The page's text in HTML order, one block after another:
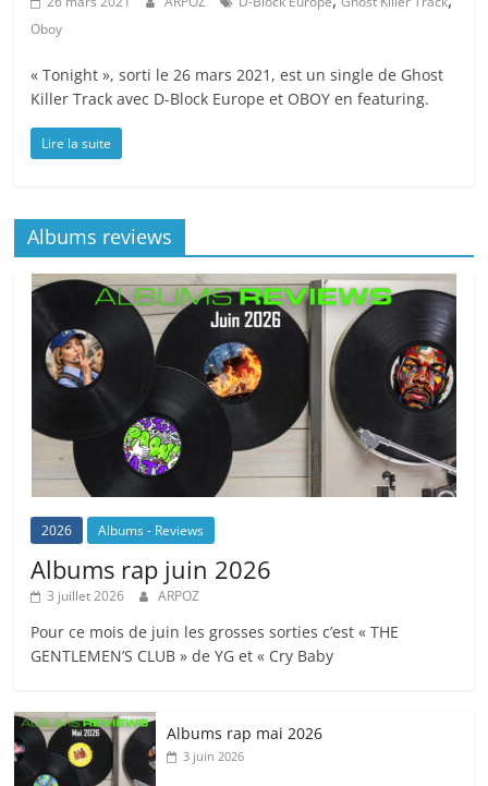
Oboy
« Tonight », sorti le 26 mars 2021, est un single de Ghost
Killer Track avec D-Block Europe et OBOY en featuring.
Lire la suite
Albums reviews
2026 Albums - Reviews
Albums rap juin 2026
3 juillet 2026 ARPOZ
Pour ce mois de juin les grosses sorties c’est « THE
GENTLEMEN’S CLUB » de YG et « Cry Baby
Albums rap mai 2026
3 juin 2026